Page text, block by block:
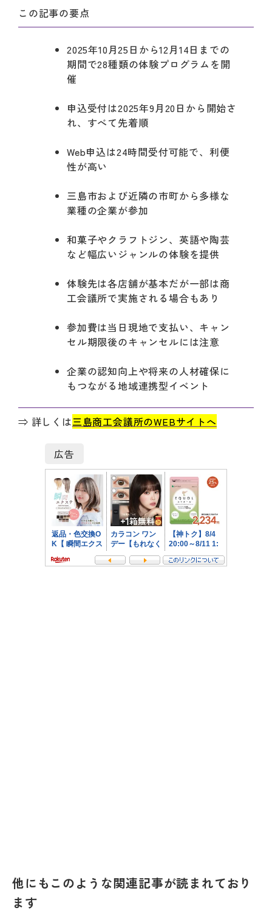
この記事の要点
2025年10月25日から12月14日までの
期間で28種類の体験プログラムを開
催
申込受付は2025年9月20日から開始さ
れ、すべて先着順
Web申込は24時間受付可能で、利便
性が高い
三島市および近隣の市町から多様な
業種の企業が参加
和菓子やクラフトジン、英語や陶芸
など幅広いジャンルの体験を提供
体験先は各店舗が基本だが一部は商
工会議所で実施される場合もあり
参加費は当日現地で支払い、キャン
セル期限後のキャンセルには注意
企業の認知向上や将来の人材確保に
もつながる地域連携型イベント
⇒ 詳しくは三島商工会議所のWEBサイトへ
広告
他にもこのような関連記事が読まれており
ます